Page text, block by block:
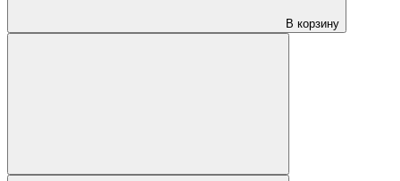
В корзину